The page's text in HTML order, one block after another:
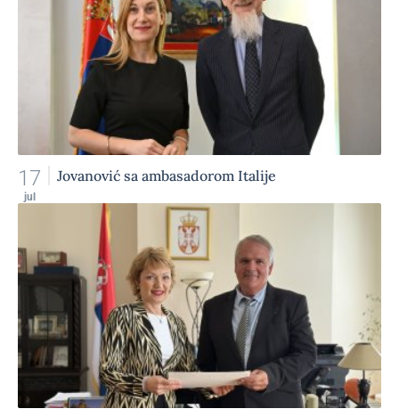
17
jul
Jovanović sa ambasadorom Italije